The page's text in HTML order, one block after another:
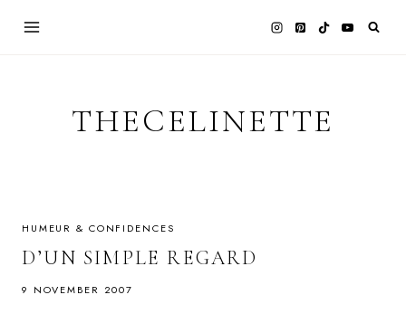
THECELINETTE
HUMEUR & CONFIDENCES
D’UN SIMPLE REGARD
9 NOVEMBER 2007